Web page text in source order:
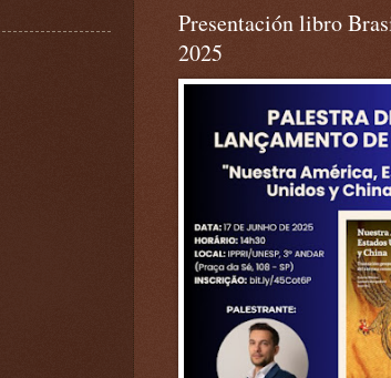
Presentación libro
2025